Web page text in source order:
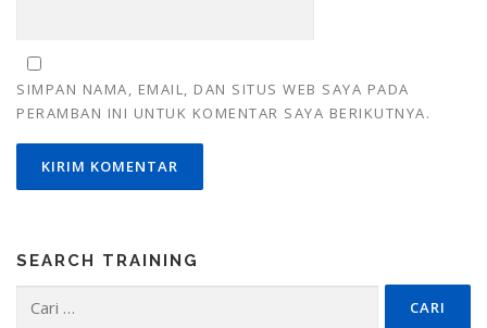
SIMPAN NAMA, EMAIL, DAN SITUS WEB SAYA PADA
PERAMBAN INI UNTUK KOMENTAR SAYA BERIKUTNYA.
SEARCH TRAINING
untuk: